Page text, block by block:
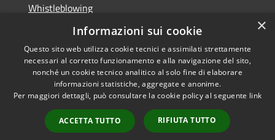
Whistleblowing
Accessibilità
Privacy
Mappa del sito
Copyright © 2026 • Comune di
Arcidosso • Powered by
Municipium•Accesso
redazione
×
Informazioni sui cookie
Questo sito web utilizza cookie tecnici e assimilati strettamente
necessari al corretto funzionamento e alla navigazione del sito,
nonché un cookie tecnico analitico al solo fine di elaborare
informazioni statistiche, aggregate e anonime.
Per maggiori dettagli, può consultare la cookie policy al seguente link
ACCETTA TUTTO RIFIUTA TUTTO